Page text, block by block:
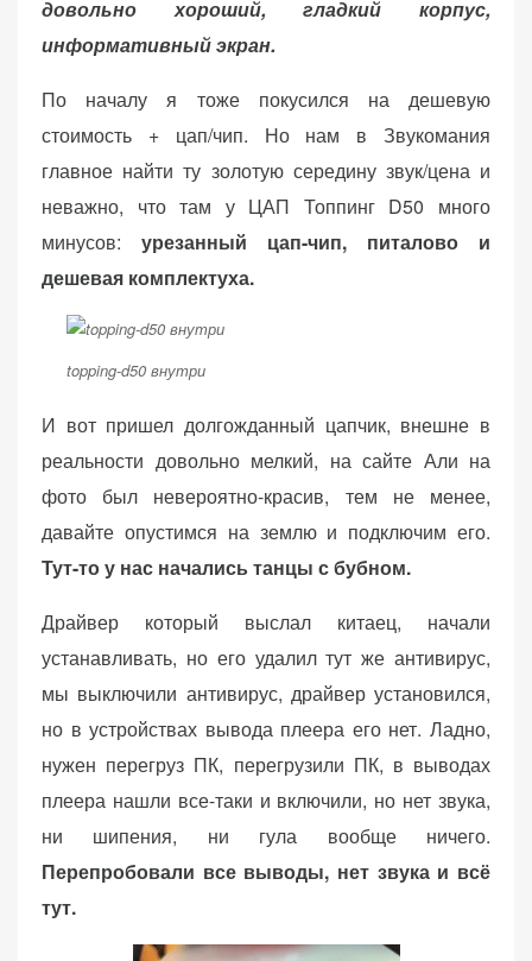
довольно хороший, гладкий корпус,
информативный экран.
По началу я тоже покусился на дешевую
стоимость + цап/чип. Но нам в Звукомания
главное найти ту золотую середину звук/цена и
неважно, что там у ЦАП Топпинг D50 много
минусов: урезанный цап-чип, питалово и
дешевая комплектуха.
topping-d50 внутри
И вот пришел долгожданный цапчик, внешне в
реальности довольно мелкий, на сайте Али на
фото был невероятно-красив, тем не менее,
давайте опустимся на землю и подключим его.
Тут-то у нас начались танцы с бубном.
Драйвер который выслал китаец, начали
устанавливать, но его удалил тут же антивирус,
мы выключили антивирус, драйвер установился,
но в устройствах вывода плеера его нет. Ладно,
нужен перегруз ПК, перегрузили ПК, в выводах
плеера нашли все-таки и включили, но нет звука,
ни шипения, ни гула вообще ничего.
Перепробовали все выводы, нет звука и всё
тут.